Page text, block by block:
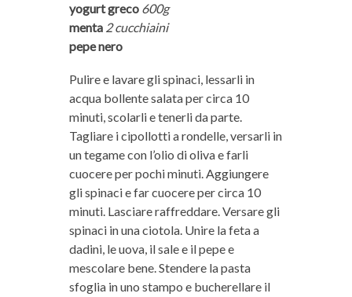
yogurt greco 600g
menta 2 cucchiaini
pepe nero
Pulire e lavare gli spinaci, lessarli in
acqua bollente salata per circa 10
minuti, scolarli e tenerli da parte.
Tagliare i cipollotti a rondelle, versarli in
un tegame con l’olio di oliva e farli
cuocere per pochi minuti. Aggiungere
gli spinaci e far cuocere per circa 10
minuti. Lasciare raffreddare. Versare gli
spinaci in una ciotola. Unire la feta a
dadini, le uova, il sale e il pepe e
mescolare bene. Stendere la pasta
sfoglia in uno stampo e bucherellare il